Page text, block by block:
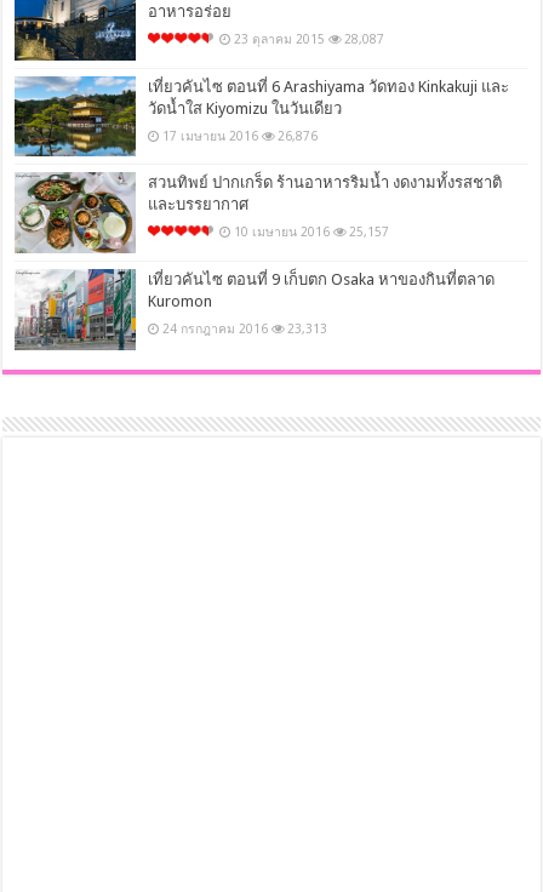
อาหารอร่อย
23 ตุลาคม 2015 28,087
เที่ยวคันไซ ตอนที่ 6 Arashiyama วัดทอง Kinkakuji และ
วัดน้ำใส Kiyomizu ในวันเดียว
17 เมษายน 2016 26,876
สวนทิพย์ ปากเกร็ด ร้านอาหารริมน้ำ งดงามทั้งรสชาติ
และบรรยากาศ
10 เมษายน 2016 25,157
เที่ยวคันไซ ตอนที่ 9 เก็บตก Osaka หาของกินที่ตลาด
Kuromon
24 กรกฎาคม 2016 23,313